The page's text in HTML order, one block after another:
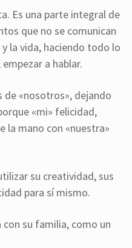
Es una parte integral de
que no se comunican
la vida, haciendo todo lo
a hablar.
de «nosotros», dejando
«mi» felicidad,
la mano con «nuestra»
su creatividad, sus
para sí mismo.
con su familia, como un